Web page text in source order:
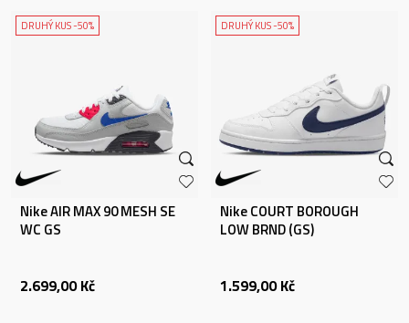
DRUHÝ KUS -50%
Nike AIR MAX 90 MESH SE
WC GS
2.699,00 Kč
DRUHÝ KUS -50%
Nike COURT BOROUGH
LOW BRND (GS)
1.599,00 Kč